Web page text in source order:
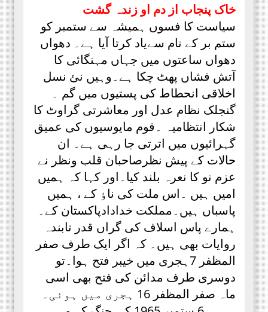
خاک پنجاب از دم او زندہ گشت
سیاست کا فسوں ہمیشہ سے ستمبر کو
ستم بر کے نام سےیاد کرتا آیا ہے۔ دھواں
دھواں ساعتوں میں جہاں مہنگائی کا
آتش فشاں پھٹ چکا ہے۔وہیں نئ نسل
اخلاقی انحطاط کی پستیوں میں گم ۔
گنجلک نظام عدل اور معاشرتی گراوٹ کا
شکار انتظامیہ ۔قوم مایوسیوں کی عمیق
گہرائیوں میں اترتی جا رہی ہے۔ ان
حالات کے پیش نظرصاحبان قلب ونظر نے
عزم نو کا نعرہ بلند کیا۔اور کہا کہ ہمیں
امیں ہیں ۔اس ملت کی ناٶ کے ، ہمیں
پاسباں ہیں۔مملکت خدادادپاکستان کے۔
ہمارے پاس اسلاف کی گراں قدر تابندہ
روایات بھی ہیں۔ کہ اگر ایک طرف صفر
المظفر 7ہجری میں خیبر فتح ہوا۔تو
دوسری طرف مدائن کی فتح بھی اسی
ماہ صفر المظفر 16 ہجری میں ہوئی۔